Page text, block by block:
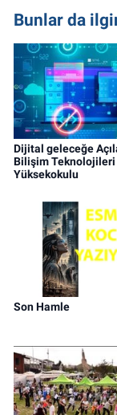
Bunlar da
Dijital geleceğe
Bilişim Teknolojileri
Yüksekokulu
Son Hamle